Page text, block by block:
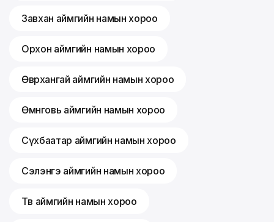
Завхан аймгийн намын хороо
Орхон аймгийн намын хороо
Өвөрхангай аймгийн намын хороо
Өмнөговь аймгийн намын хороо
Сүхбаатар аймгийн намын хороо
Сэлэнгэ аймгийн намын хороо
Төв аймгийн намын хороо